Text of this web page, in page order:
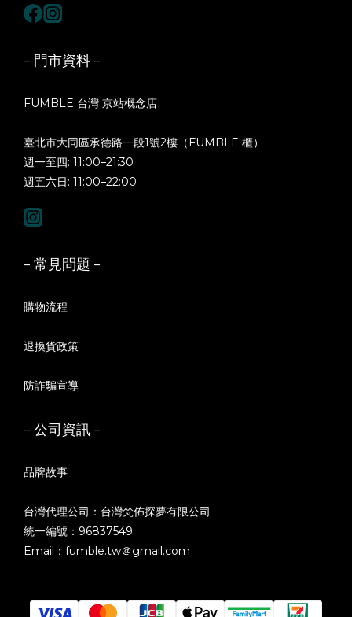
- 門市資料 -
FUMBLE 台灣 京站概念店
臺北市大同區承德路一段1號2樓（FUMBLE 櫃）
週一至四: 11:00–21:30
週五六日: 11:00–22:00
- 常見問題 -
購物流程
退換貨政策
防詐騙宣導
- 公司資訊 -
品牌故事
台灣代理公司：台灣梵佈探夢有限公司
統一編號：96837549
Email：fumble.tw＠gmail.com